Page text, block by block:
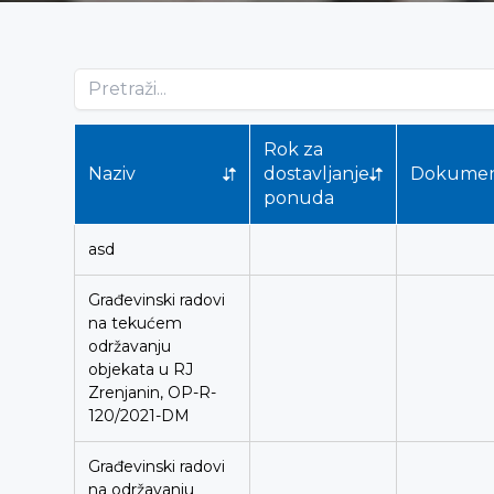
Naziv
Rok za
dostavljanje
ponuda
asd
Građevinski radovi
na tekućem
održavanju
objekata u RJ
Zrenjanin, OP-R-
120/2021-DM
Građevinski radovi
na održavanju